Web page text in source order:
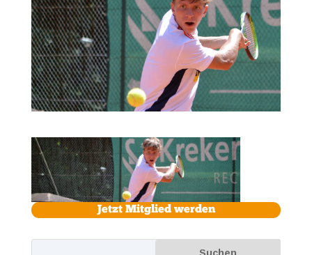
Jetzt Mitglied werden